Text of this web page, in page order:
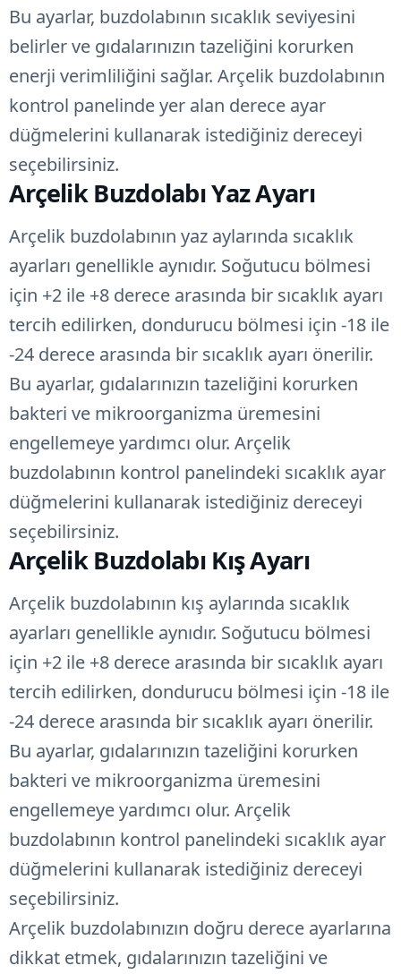
Bu ayarlar, buzdolabının sıcaklık seviyesini
belirler ve gıdalarınızın tazeliğini korurken
enerji verimliliğini sağlar. Arçelik buzdolabının
kontrol panelinde yer alan derece ayar
düğmelerini kullanarak istediğiniz dereceyi
seçebilirsiniz.
Arçelik Buzdolabı Yaz Ayarı
Arçelik buzdolabının yaz aylarında sıcaklık
ayarları genellikle aynıdır. Soğutucu bölmesi
için +2 ile +8 derece arasında bir sıcaklık ayarı
tercih edilirken, dondurucu bölmesi için -18 ile
-24 derece arasında bir sıcaklık ayarı önerilir.
Bu ayarlar, gıdalarınızın tazeliğini korurken
bakteri ve mikroorganizma üremesini
engellemeye yardımcı olur. Arçelik
buzdolabının kontrol panelindeki sıcaklık ayar
düğmelerini kullanarak istediğiniz dereceyi
seçebilirsiniz.
Arçelik Buzdolabı Kış Ayarı
Arçelik buzdolabının kış aylarında sıcaklık
ayarları genellikle aynıdır. Soğutucu bölmesi
için +2 ile +8 derece arasında bir sıcaklık ayarı
tercih edilirken, dondurucu bölmesi için -18 ile
-24 derece arasında bir sıcaklık ayarı önerilir.
Bu ayarlar, gıdalarınızın tazeliğini korurken
bakteri ve mikroorganizma üremesini
engellemeye yardımcı olur. Arçelik
buzdolabının kontrol panelindeki sıcaklık ayar
düğmelerini kullanarak istediğiniz dereceyi
seçebilirsiniz.
Arçelik buzdolabınızın doğru derece ayarlarına
dikkat etmek, gıdalarınızın tazeliğini ve